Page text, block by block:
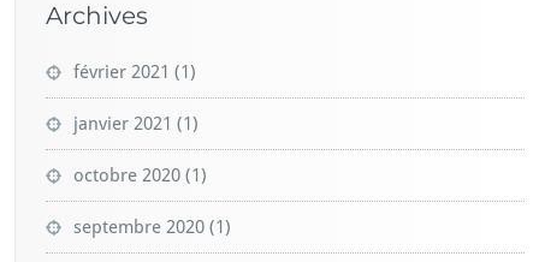
o
i
e
s
Archives
février 2021 (1)
janvier 2021 (1)
octobre 2020 (1)
septembre 2020 (1)